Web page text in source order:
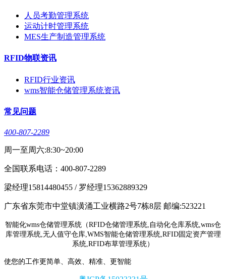
人员考勤管理系统
运动计时管理系统
MES生产制造管理系统
RFID物联资讯
RFID行业资讯
wms智能仓储管理系统资讯
常见问题
400-807-2289
周一至周六:8:30~20:00
全国联系电话：400-807-2289
梁经理15814480455 / 罗经理15362889329
广东省东莞市中堂镇潢涌工业横路2号7栋8层 邮编:523221
智能化wms仓储管理系统（RFID仓储管理系统,自动化仓库系统,wms仓
库管理系统,无人值守仓库,WMS智能仓储管理系统,RFID固定资产管理
系统,RFID布草管理系统）
使您的工作更简单、高效、精准、更智能